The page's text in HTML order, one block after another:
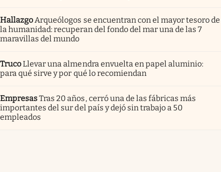
Hallazgo Arqueólogos se encuentran con el mayor tesoro de
la humanidad: recuperan del fondo del mar una de las 7
maravillas del mundo
TrucoLlevar una almendra envuelta en papel aluminio:
para qué sirve y por qué lo recomiendan
EmpresasTras 20 años, cerró una de las fábricas más
importantes del sur del país y dejó sin trabajo a 50
empleados